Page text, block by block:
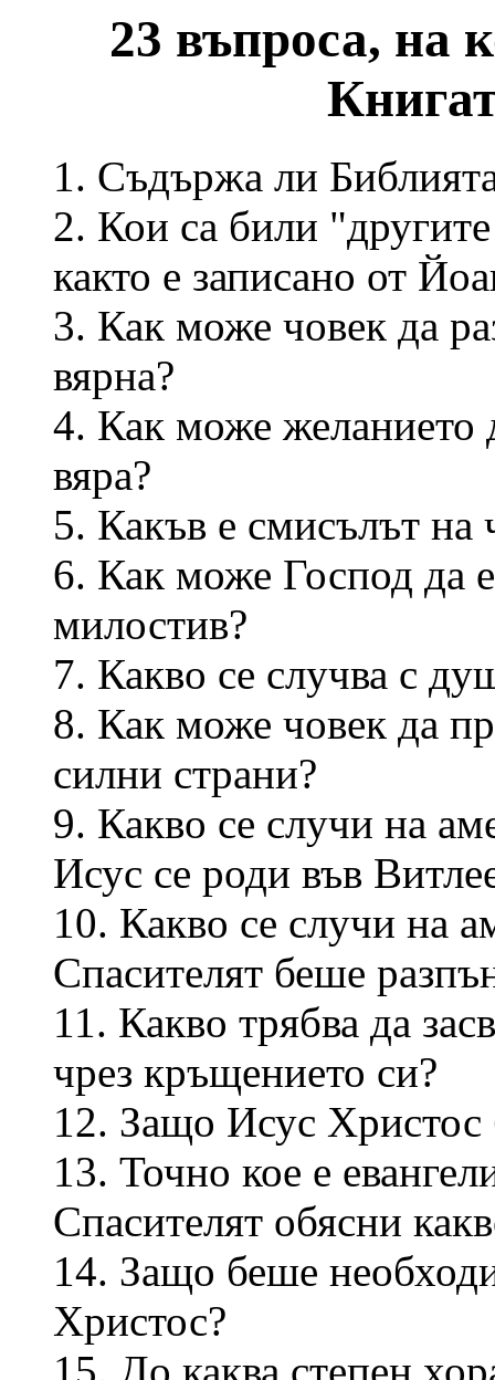
23 въпроса, на
1. Съдържа ли
2. Кои са били
както е записано от
3. Как може човек да
вярна?
4. Как може желанието
вяра?
5. Какъв е смисълът на
6. Как може Господ да
милостив?
7. Какво се случва с
8. Как може човек да
силни страни?
9. Какво се случи на
Исус се роди във
10. Какво се случи на
Спасителят беше
11. Какво трябва да
чрез кръщението си?
12. Защо Исус Христос
13. Точно кое е
Спасителят обясни
14. Защо беше
Христос?